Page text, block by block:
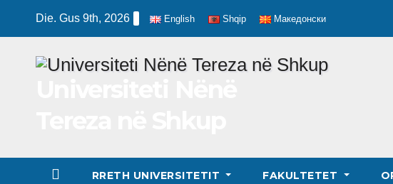
Die. Gus 9th, 2026 English Shqip Македонски
RRETH UNIVERSITETIT FAKULTETET